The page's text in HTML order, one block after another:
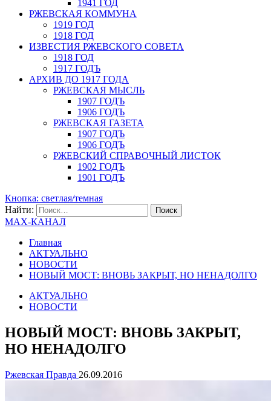
1941 ГОД
РЖЕВСКАЯ КОММУНА
1919 ГОД
1918 ГОД
ИЗВЕСТИЯ РЖЕВСКОГО СОВЕТА
1918 ГОД
1917 ГОДЪ
АРХИВ ДО 1917 ГОДА
РЖЕВСКАЯ МЫСЛЬ
1907 ГОДЪ
1906 ГОДЪ
РЖЕВСКАЯ ГАЗЕТА
1907 ГОДЪ
1906 ГОДЪ
РЖЕВСКИЙ СПРАВОЧНЫЙ ЛИСТОК
1902 ГОДЪ
1901 ГОДЪ
Кнопка: светлая/темная
Найти:
MAX-КАНАЛ
Главная
АКТУАЛЬНО
НОВОСТИ
НОВЫЙ МОСТ: ВНОВЬ ЗАКРЫТ, НО НЕНАДОЛГО
АКТУАЛЬНО
НОВОСТИ
НОВЫЙ МОСТ: ВНОВЬ ЗАКРЫТ,
НО НЕНАДОЛГО
Ржевская Правда 26.09.2016